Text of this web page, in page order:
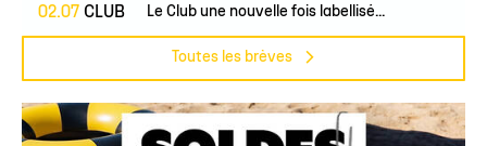
02.07 CLUB Le Club une nouvelle fois labellisé...
Toutes les brèves